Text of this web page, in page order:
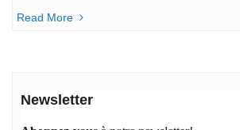
Read More
Newsletter